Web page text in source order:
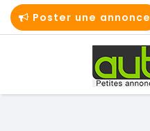
Poster une annonce